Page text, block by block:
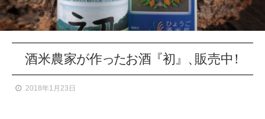
酒米農家が作ったお酒『初』 、 販売中！
2018年1月23日